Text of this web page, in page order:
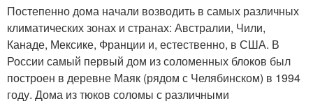
Постепенно дома начали возводить в самых различных
климатических зонах и странах: Австралии, Чили,
Канаде, Мексике, Франции и, естественно, в США. В
России самый первый дом из соломенных блоков был
построен в деревне Маяк (рядом с Челябинском) в 1994
году. Дома из тюков соломы с различными